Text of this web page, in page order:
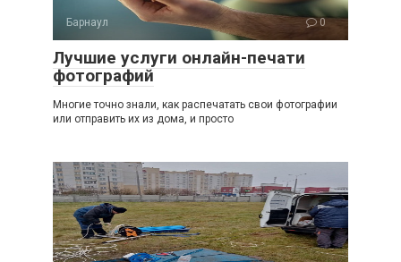
Барнаул 0
Лучшие услуги онлайн-печати
фотографий
Многие точно знали, как распечатать свои фотографии
или отправить их из дома, и просто